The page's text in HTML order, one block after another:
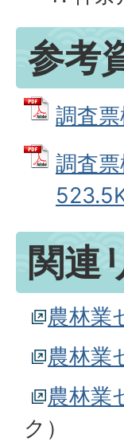
参考
調査
調査
関連
農林業
農林業
農林業
ク）